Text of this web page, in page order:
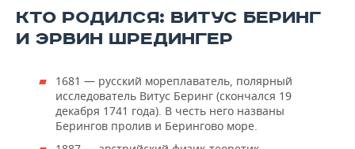
КТО РОДИЛСЯ: ВИТУС БЕРИНГ
И ЭРВИН ШРЕДИНГЕР
1681 — русский мореплаватель, полярный
исследователь Витус Беринг (скончался 19
декабря 1741 года). В честь него названы
Берингов пролив и Берингово море.